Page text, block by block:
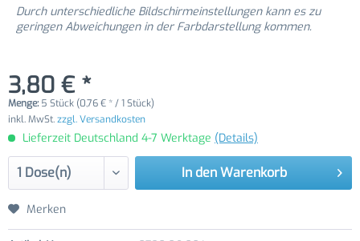
Durch unterschiedliche Bildschirmeinstellungen kann es zu
geringen Abweichungen in der Farbdarstellung kommen.
3,80 € *
Menge: 5 Stück (0,76 € * / 1 Stück)
inkl. MwSt.zzgl. Versandkosten
Lieferzeit Deutschland 4-7 Werktage (Details)
In den Warenkorb
Merken